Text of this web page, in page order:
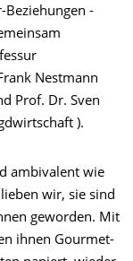
Beziehungen -
Nestmann
Prof. Dr. Sven
).
ambivalent wie
wir, sie sind
geworden. Mit
ihnen Gourmet-